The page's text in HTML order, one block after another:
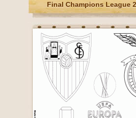
Final Champions League